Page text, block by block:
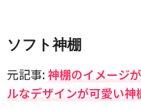
ソフト神棚
元記事:神棚のイメージ
ルなデザインが可愛い神